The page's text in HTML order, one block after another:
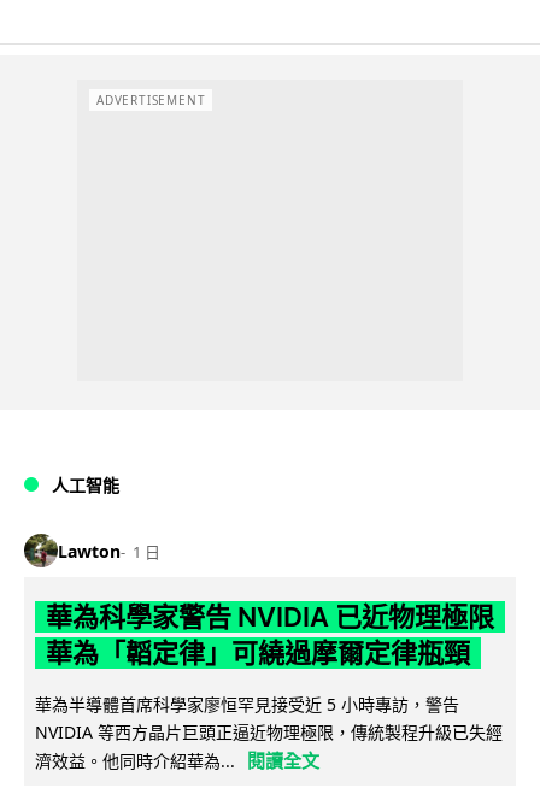
ADVERTISEMENT
人工智能
Lawton 1 日
華為科學家警告 NVIDIA 已近物理極限
華為「韜定律」可繞過摩爾定律瓶頸
華為半導體首席科學家廖恒罕見接受近 5 小時專訪，警告
NVIDIA 等西方晶片巨頭正逼近物理極限，傳統製程升級已失經
濟效益。他同時介紹華為...
閱讀全文